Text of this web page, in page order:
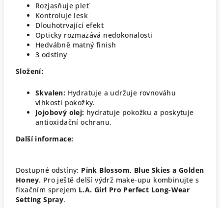
Rozjasňuje pleť
Kontroluje lesk
Dlouhotrvající efekt
Opticky rozmazává nedokonalosti
Hedvábně matný finish
3 odstíny
Složení:
Skvalen: Hydratuje a udržuje rovnováhu
vlhkosti pokožky.
Jojobový olej: hydratuje pokožku a poskytuje
antioxidační ochranu.
Další informace:
Dostupné odstíny: Pink Blossom, Blue Skies a Golden
Honey. Pro ještě delší výdrž make-upu kombinujte s
fixačním sprejem L.A. Girl Pro Perfect Long-Wear
Setting Spray.